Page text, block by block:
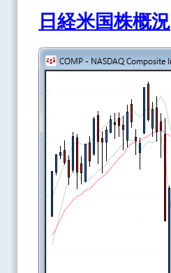
日経米国株概況